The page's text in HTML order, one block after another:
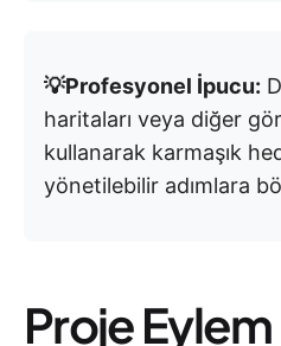
💡Profesyonel İpucu:
haritaları veya diğer
kullanarak karmaşık
yönetilebilir adımlara
Proje Eylem